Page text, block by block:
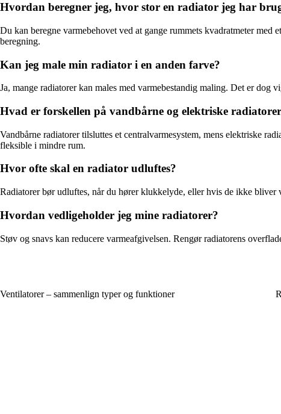
Hvordan beregner jeg, hvor stor en radiator jeg har
Du kan beregne varmebehovet ved at gange rummets kvadratmeter
beregning.
Kan jeg male min radiator i en anden farve?
Ja, mange radiatorer kan males med varmebestandig maling. Det er
Hvad er forskellen på vandbårne og elektriske
Vandbårne radiatorer tilsluttes et centralvarmesystem, mens elektriske
fleksible i mindre rum.
Hvor ofte skal en radiator udluftes?
Radiatorer bør udluftes, når du hører klukkelyde, eller hvis de ikke
Hvordan vedligeholder jeg mine radiatorer?
Støv og snavs kan reducere varmeafgivelsen. Rengør radiatorens
Ventilatorer – sammenlign typer og funktioner